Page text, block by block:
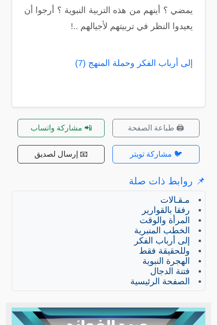
يمضي ؟ أينهم من هذه التربية النبوية ؟ أرجوا أن
يعيدوا النظر في تربيتهم لأجيالهم ..!
إلى أرباب الفكر وحملة المنهج (7)
🖨️ طباعة الصفحة 📲 مشاركة واتساب
🐦 مشاركة تويتر 📧 إرسال لصديق
📌 روابط ذات صلة
مـقـالات
رفقا بالقوارير
المرأة والوقت
الخطب المنبرية
إلى أرباب الفكر
وللحقيقة فقط
الهجرة النبوية
فتنة الدجال
الصفحة الرئيسية